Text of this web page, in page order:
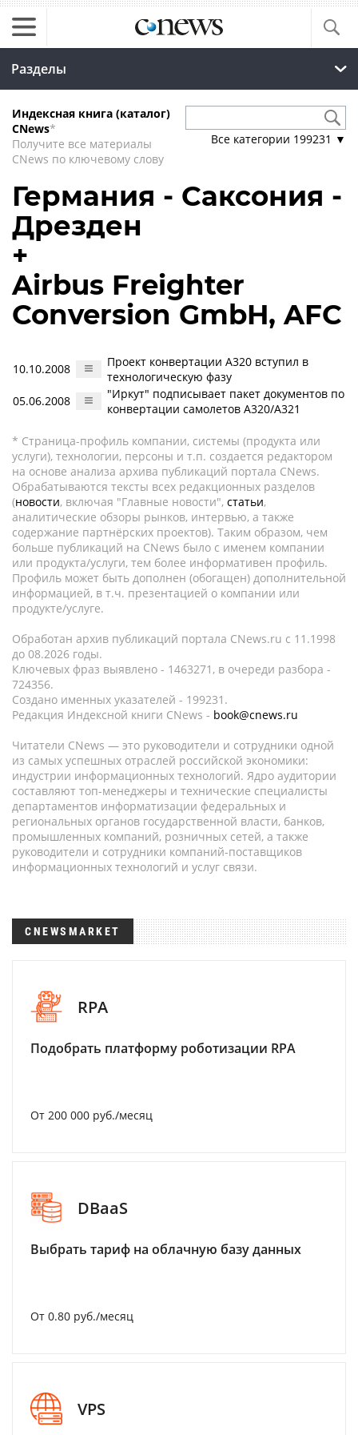
Разделы
Индексная книга (каталог)
CNews*
Получите все материалы
CNews по ключевому слову
Все категории 199231 ▼
Германия - Саксония -
Дрезден
+
Airbus Freighter
Conversion GmbH, AFC
10.10.2008
Проект конвертации А320 вступил в
технологическую фазу
05.06.2008
"Иркут" подписывает пакет документов по
конвертации самолетов А320/А321
* Страница-профиль компании, системы (продукта или
услуги), технологии, персоны и т.п. создается редактором
на основе анализа архива публикаций портала CNews.
Обрабатываются тексты всех редакционных разделов
(новости, включая "Главные новости", статьи,
аналитические обзоры рынков, интервью, а также
содержание партнёрских проектов). Таким образом, чем
больше публикаций на CNews было с именем компании
или продукта/услуги, тем более информативен профиль.
Профиль может быть дополнен (обогащен) дополнительной
информацией, в т.ч. презентацией о компании или
продукте/услуге.
Обработан архив публикаций портала CNews.ru c 11.1998
до 08.2026 годы.
Ключевых фраз выявлено - 1463271, в очереди разбора -
724356.
Создано именных указателей - 199231.
Редакция Индексной книги CNews - book@cnews.ru
Читатели CNews — это руководители и сотрудники одной
из самых успешных отраслей российской экономики:
индустрии информационных технологий. Ядро аудитории
составляют топ-менеджеры и технические специалисты
департаментов информатизации федеральных и
региональных органов государственной власти, банков,
промышленных компаний, розничных сетей, а также
руководители и сотрудники компаний-поставщиков
информационных технологий и услуг связи.
CNEWSMARKET
RPA
Подобрать платформу роботизации RPA
От 200 000 руб./месяц
DBaaS
Выбрать тариф на облачную базу данных
От 0.80 руб./месяц
VPS